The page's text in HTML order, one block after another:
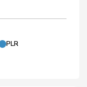
PLR